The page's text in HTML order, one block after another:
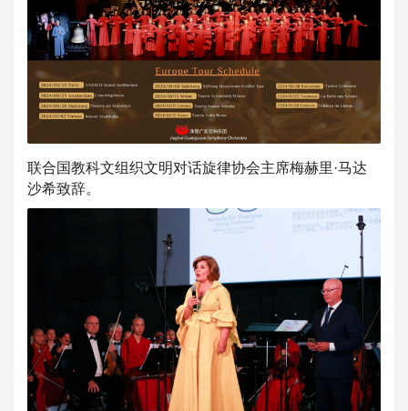
联合国教科文组织文明对话旋律协会主席梅赫里·马达
沙希致辞。